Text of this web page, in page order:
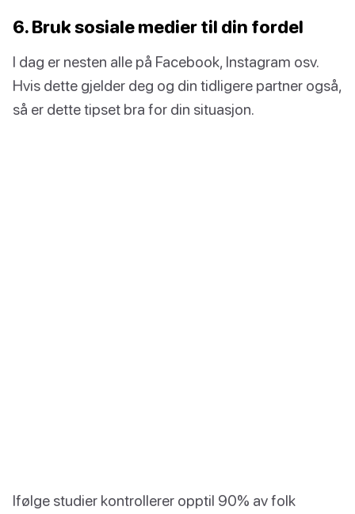
6. Bruk sosiale medier til din fordel
I dag er nesten alle på Facebook, Instagram osv.
Hvis dette gjelder deg og din tidligere partner også,
så er dette tipset bra for din situasjon.
Ifølge studier kontrollerer opptil 90% av folk